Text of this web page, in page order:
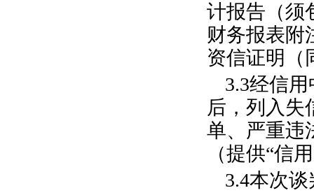
计报告（须
财务报表附
资信证明（
3.3经信用
后，列入失
单、严重违
（提供“信
3.4本次谈